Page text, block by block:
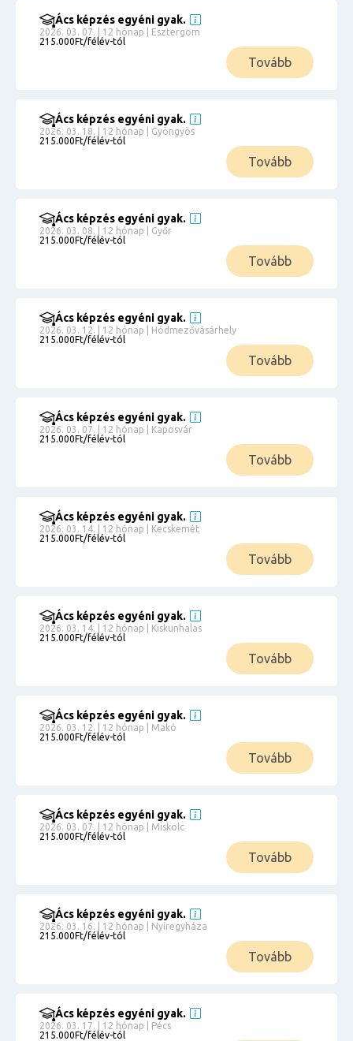
Ács képzés egyéni gyak.
2026. 03. 07. | 12 hónap | Esztergom
215.000Ft/félév-tól
Tovább
Ács képzés egyéni gyak.
2026. 03. 18. | 12 hónap | Gyöngyös
215.000Ft/félév-tól
Tovább
Ács képzés egyéni gyak.
2026. 03. 08. | 12 hónap | Győr
215.000Ft/félév-tól
Tovább
Ács képzés egyéni gyak.
2026. 03. 12. | 12 hónap | Hódmezővásárhely
215.000Ft/félév-tól
Tovább
Ács képzés egyéni gyak.
2026. 03. 07. | 12 hónap | Kaposvár
215.000Ft/félév-tól
Tovább
Ács képzés egyéni gyak.
2026. 03. 14. | 12 hónap | Kecskemét
215.000Ft/félév-tól
Tovább
Ács képzés egyéni gyak.
2026. 03. 14. | 12 hónap | Kiskunhalas
215.000Ft/félév-tól
Tovább
Ács képzés egyéni gyak.
2026. 03. 12. | 12 hónap | Makó
215.000Ft/félév-tól
Tovább
Ács képzés egyéni gyak.
2026. 03. 07. | 12 hónap | Miskolc
215.000Ft/félév-tól
Tovább
Ács képzés egyéni gyak.
2026. 03. 16. | 12 hónap | Nyíregyháza
215.000Ft/félév-tól
Tovább
Ács képzés egyéni gyak.
2026. 03. 17. | 12 hónap | Pécs
215.000Ft/félév-tól